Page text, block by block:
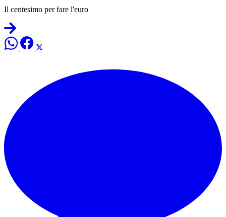
Il centesimo per fare l'euro